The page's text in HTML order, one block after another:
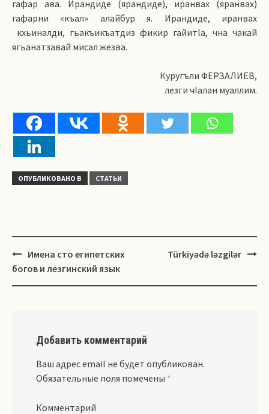
гафар ава. Ирандиде (ярандиде), иранвах (яранвах)
гафарни «къал» алайбур я. Ирандиде, иранвах
кхьиналди, гьакъикъатдиз фикир гайитlа, чна чакай
ягьанатзавай мисал жезва.
Куругъли ФЕРЗАЛИЕВ,
лезги чIалан муаллим.
ОПУБЛИКОВАНО В СТАТЬИ
Навигация
Имена сто египетских
богов и лезгинский язык
Türkiyədə ləzgilər
Добавить комментарий
Ваш адрес email не будет опубликован.
Обязательные поля помечены *
Комментарий